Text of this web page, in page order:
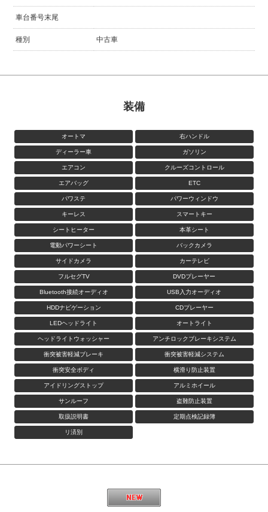
車台番号末尾
種別 中古車
装備
オートマ 右ハンドル
ディーラー車 ガソリン
エアコン クルーズコントロール
エアバッグ ETC
パワステ パワーウィンドウ
キーレス スマートキー
シートヒーター 本革シート
電動パワーシート バックカメラ
サイドカメラ カーテレビ
フルセグTV DVDプレーヤー
Bluetooth接続オーディオ USB入力オーディオ
HDDナビゲーション CDプレーヤー
LEDヘッドライト オートライト
ヘッドライトウォッシャー アンチロックブレーキシステム
衝突被害軽減ブレーキ 衝突被害軽減システム
衝突安全ボディ 横滑り防止装置
アイドリングストップ アルミホイール
サンルーフ 盗難防止装置
取扱説明書 定期点検記録簿
リ済別